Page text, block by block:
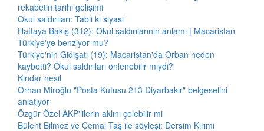
rekabetin tarihi gelişimi
Okul saldırıları: Tabii ki siyasi
Haftaya Bakış (312): Okul saldırılarının anlamı | Macaristan
Türkiye'ye benziyor mu?
Türkiye'nin Gidişatı (19): Macaristan'da Orban neden
kaybetti? Okul saldırıları önlenebilir miydi?
Kindar nesil
Orhan Miroğlu "Posta Kutusu 213 Diyarbakır" belgeselini
anlatıyor
Özgür Özel AKP'lilerin aklını çelebilir mi
Bülent Bilmez ve Cemal Taş ile söyleşi: Dersim Kırımı